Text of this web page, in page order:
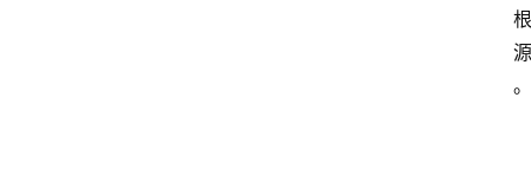
根
源
。